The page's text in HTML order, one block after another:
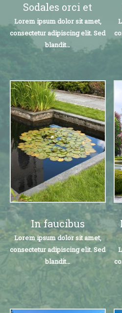
Sodales orci et
Lorem ipsum dolor sit amet,
consectetur adipiscing elit. Sed
blandit…
In faucibus
Lorem ipsum dolor sit amet,
consectetur adipiscing elit. Sed
blandit…